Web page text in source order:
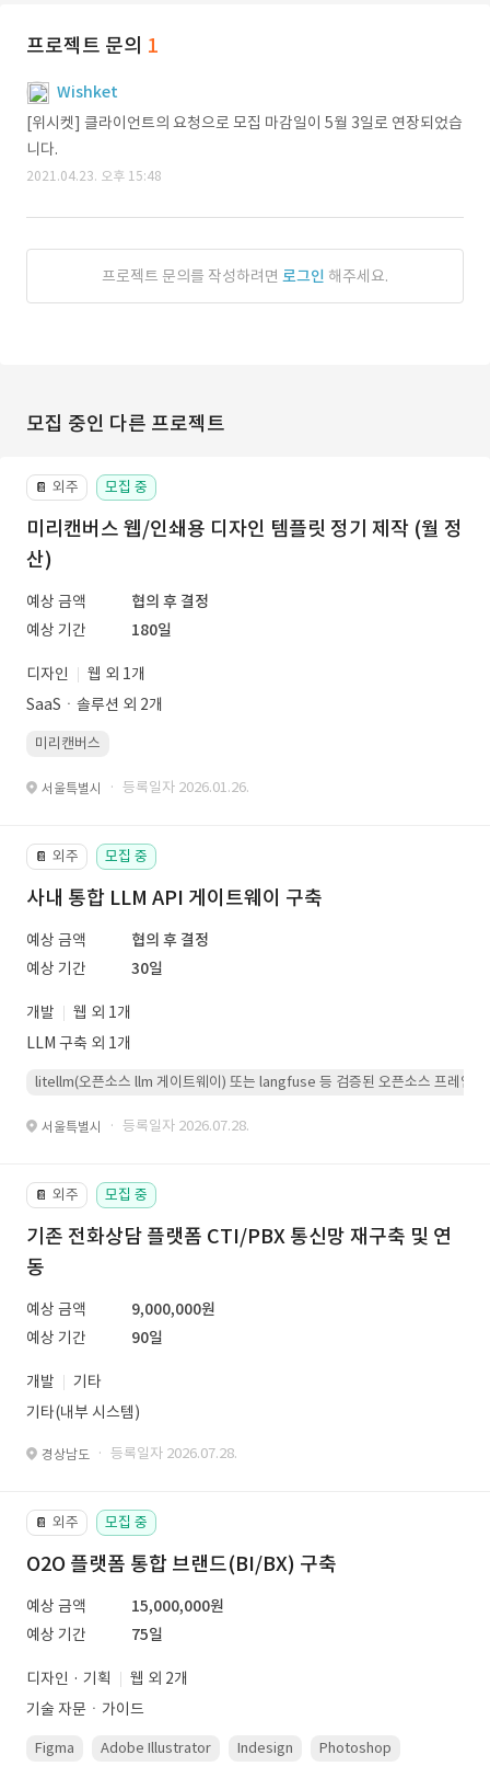
프로젝트 문의 1
Wishket
[위시켓] 클라이언트의 요청으로 모집 마감일이 5월 3일로 연장되었습
니다.
2021.04.23. 오후 15:48
프로젝트 문의를 작성하려면 로그인 해주세요.
모집 중인 다른 프로젝트
📔 외주 모집 중
미리캔버스 웹/인쇄용 디자인 템플릿 정기 제작 (월 정
산)
예상 금액
협의 후 결정
예상 기간
180일
디자인
웹 외 1개
SaaSㆍ솔루션 외 2개
미리캔버스
서울특별시 · 등록일자 2026.01.26.
📔 외주 모집 중
사내 통합 LLM API 게이트웨이 구축
예상 금액
협의 후 결정
예상 기간
30일
개발
웹 외 1개
LLM 구축 외 1개
litellm(오픈소스 llm 게이트웨이) 또는 langfuse 등 검증된 오픈소스 프레임워
서울특별시 · 등록일자 2026.07.28.
📔 외주 모집 중
기존 전화상담 플랫폼 CTI/PBX 통신망 재구축 및 연
동
예상 금액
9,000,000원
예상 기간
90일
개발
기타
기타(내부 시스템)
경상남도 · 등록일자 2026.07.28.
📔 외주 모집 중
O2O 플랫폼 통합 브랜드(BI/BX) 구축
예상 금액
15,000,000원
예상 기간
75일
디자인 · 기획
웹 외 2개
기술 자문ㆍ가이드
Figma Adobe Illustrator Indesign Photoshop